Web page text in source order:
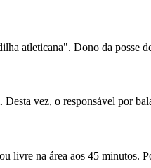
atleticana". Dono da
vez, o responsável por
livre na área aos 45 minutos.